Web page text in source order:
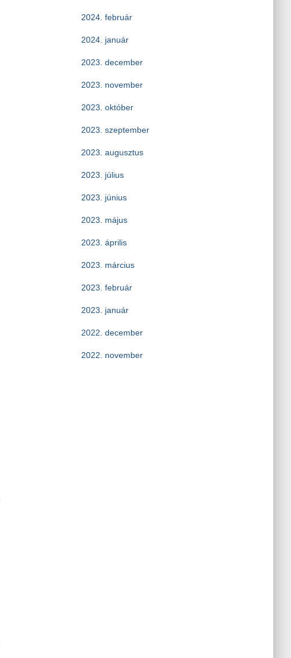
2024. február
2024. január
2023. december
2023. november
2023. október
2023. szeptember
2023. augusztus
2023. július
2023. június
2023. május
2023. április
2023. március
2023. február
2023. január
2022. december
2022. november